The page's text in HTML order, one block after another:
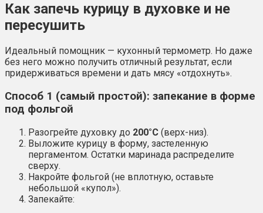
Как запечь курицу в духовке и не
пересушить
Идеальный помощник — кухонный термометр. Но даже
без него можно получить отличный результат, если
придерживаться времени и дать мясу «отдохнуть».
Способ 1 (самый простой): запекание в форме
под фольгой
Разогрейте духовку до 200°C (верх-низ).
Выложите курицу в форму, застеленную
пергаментом. Остатки маринада распределите
сверху.
Накройте фольгой (не вплотную, оставьте
небольшой «купол»).
Запекайте: